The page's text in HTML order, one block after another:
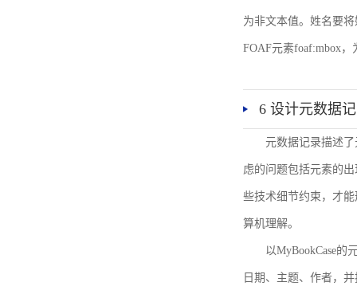
为非文本值。姓名要
FOAF元素foaf:mbox，
6 设计元数据
元数据记录描述
虑的问题包括元素的
些技术细节约束，才
算机理解。
以MyBookCase的
日期、主题、作者，